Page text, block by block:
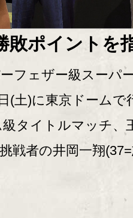
敗ポイントを
フェザー級スーパ
(土)に東京ドームで
タイトルマッチ、
戦者の井岡一翔